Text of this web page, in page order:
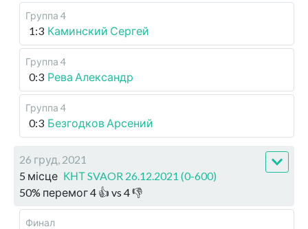
Группа 4
1:3 Каминский Сергей
Группа 4
0:3 Рева Александр
Группа 4
0:3 Безгодков Арсений
26 груд, 2021
5 місце КНТ SVAOR 26.12.2021 (0-600)
50% перемог4 👍 vs 4👎
Финал